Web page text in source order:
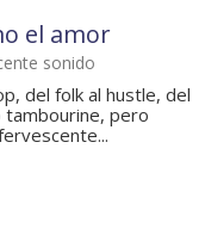
el amor
sonido
del folk al hustle, del
tambourine, pero